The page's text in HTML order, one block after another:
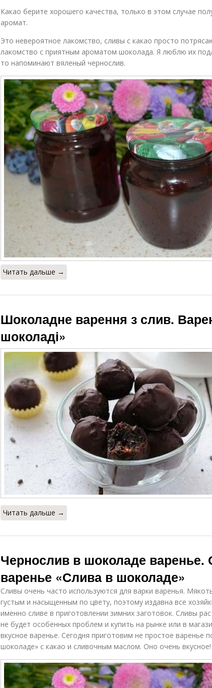
Какао берите хорошего качества, только в этом случае
аромат.
Это невероятное лакомство, сливы с какао просто
лакомство с приятным ароматом шоколада. Я люблю их
то напоминают вяленый чернослив.
Читать дальше →
Шоколадне варення з слив.
шоколаді»
Читать дальше →
Чернослив в шоколаде варенье.
варенье «Слива в шоколаде»
Сливы очень часто используются для варки варенья.
густым и насыщенным по цвету, поэтому издавна все
именно сливе в приготовлении зимних заготовок. Сливы
не будет особенных проблем и купить на рынке или в
вкусное варенье. Сегодня приготовим не простое варенье
шоколаде» с какао и сливочным маслом. Оно очень вкусное!